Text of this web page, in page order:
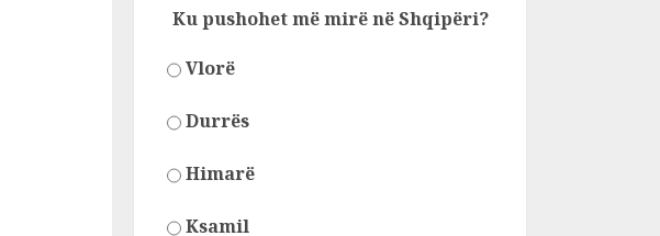
Ku pushohet më mirë në Shqipëri?
Vlorë
Durrës
Himarë
Ksamil